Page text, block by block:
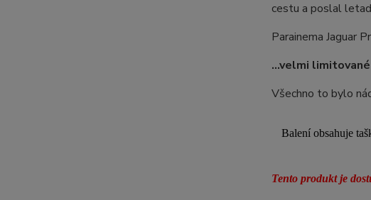
cestu a poslal
Parainema Jaguar
...velmi
Všechno to bylo
Balení obsahuje
Tento produkt je